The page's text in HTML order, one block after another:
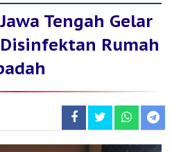
Tengah Gelar
Rumah